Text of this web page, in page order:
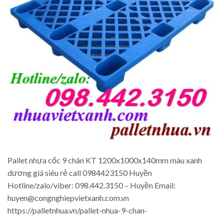
Pallet nhựa cốc 9 chân KT 1200x1000x140mm màu xanh
dương giá siêu rẻ call 0984423150 Huyền
Hotline/zalo/viber: 098.442.3150 – Huyền Email:
huyen@congnghiepvietxanh.com.vn
https://palletnhua.vn/pallet-nhua-9-chan-